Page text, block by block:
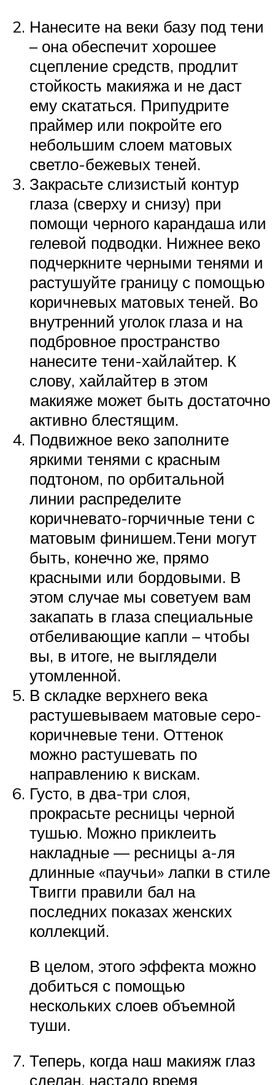
Нанесите на веки базу под тени
– она обеспечит хорошее
сцепление средств, продлит
стойкость макияжа и не даст
ему скататься. Припудрите
праймер или покройте его
небольшим слоем матовых
светло-бежевых теней.
Закрасьте слизистый контур
глаза (сверху и снизу) при
помощи черного карандаша или
гелевой подводки. Нижнее веко
подчеркните черными тенями и
растушуйте границу с помощью
коричневых матовых теней. Во
внутренний уголок глаза и на
подбровное пространство
нанесите тени-хайлайтер. К
слову, хайлайтер в этом
макияже может быть достаточно
активно блестящим.
Подвижное веко заполните
яркими тенями с красным
подтоном, по орбитальной
линии распределите
коричневато-горчичные тени с
матовым финишем.Тени могут
быть, конечно же, прямо
красными или бордовыми. В
этом случае мы советуем вам
закапать в глаза специальные
отбеливающие капли – чтобы
вы, в итоге, не выглядели
утомленной.
В складке верхнего века
растушевываем матовые серо-
коричневые тени. Оттенок
можно растушевать по
направлению к вискам.
Густо, в два-три слоя,
прокрасьте ресницы черной
тушью. Можно приклеить
накладные — ресницы а-ля
длинные «паучьи» лапки в стиле
Твигги правили бал на
последних показах женских
коллекций.
В целом, этого эффекта можно
добиться с помощью
нескольких слоев объемной
туши.
Теперь, когда наш макияж глаз
сделан, настало время